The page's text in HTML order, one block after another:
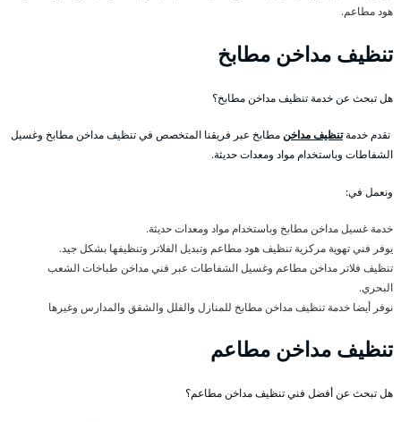
هود مطاعم.
تنظيف مداخن مطابخ
هل تبحث عن خدمة تنظيف مداخن مطابخ؟
نقدم خدمةتنظيف مداخنمطابخ عبر فريقنا المتخصص في تنظيف مداخن مطابخ وغسيل
الشفاطات وباستخدام مواد ومعدات حديثة.
ونعمل في:
خدمة غسيل مداخن مطابخ وباستخدام مواد ومعدات حديثة.
يوفر فني تهوية مركزية تنظيف هود مطاعم وتبديل الفلاتر وتنظيفها بشكل جيد.
تنظيف فلاتر مداخن مطاعم وغسيل الشفاطات عبر فني مداخن طباخات الشعب
البحري.
نوفر أيضا خدمة تنظيف مداخن مطابخ للمنازل والفلل والشقق والمدارس وغيرها
تنظيف مداخن مطاعم
هل تبحث عن أفضل فني تنظيف مداخن مطاعم؟